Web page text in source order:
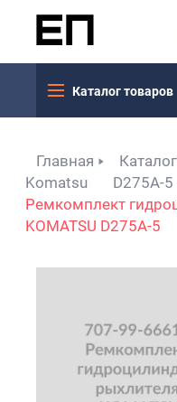
Каталог товаров
Главная Каталог
Komatsu
D275A-5
Ремкомплект
KOMATSU D275A-5